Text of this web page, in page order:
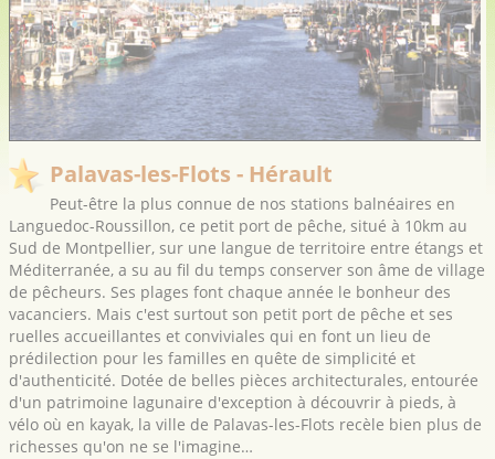
Palavas-les-Flots - Hérault
Peut-être la plus connue de nos stations balnéaires en
Languedoc-Roussillon, ce petit port de pêche, situé à 10km au
Sud de Montpellier, sur une langue de territoire entre étangs et
Méditerranée, a su au fil du temps conserver son âme de village
de pêcheurs. Ses plages font chaque année le bonheur des
vacanciers. Mais c'est surtout son petit port de pêche et ses
ruelles accueillantes et conviviales qui en font un lieu de
prédilection pour les familles en quête de simplicité et
d'authenticité. Dotée de belles pièces architecturales, entourée
d'un patrimoine lagunaire d'exception à découvrir à pieds, à
vélo où en kayak, la ville de Palavas-les-Flots recèle bien plus de
richesses qu'on ne se l'imagine…